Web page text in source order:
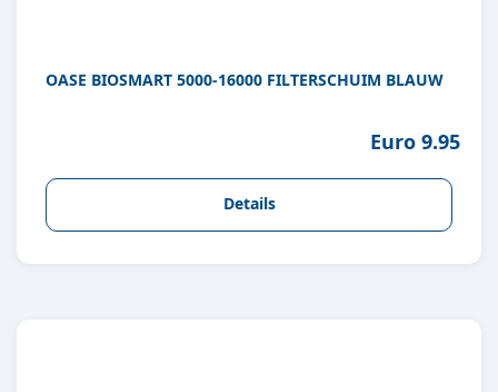
OASE BIOSMART 5000-16000 FILTERSCHUIM BLAUW
Euro 9.95
Details